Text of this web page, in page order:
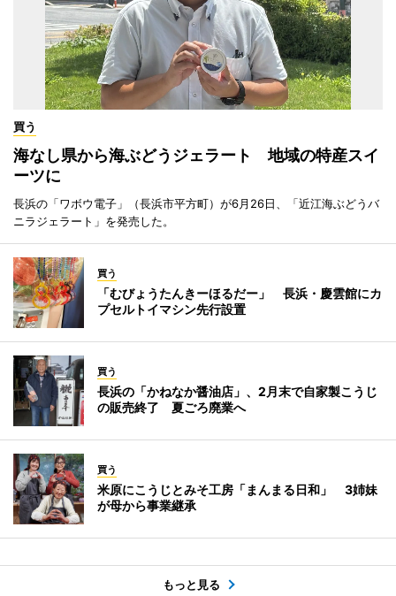
買う
海なし県から海ぶどうジェラート 地域の特産スイ
ーツに
長浜の「ワボウ電子」（長浜市平方町）が6月26日、「近江海ぶどうバ
ニラジェラート」を発売した。
買う
「むびょうたんきーほるだー」 長浜・慶雲館にカ
プセルトイマシン先行設置
買う
長浜の「かねなか醤油店」、2月末で自家製こうじ
の販売終了 夏ごろ廃業へ
買う
米原にこうじとみそ工房「まんまる日和」 3姉妹
が母から事業継承
もっと見る